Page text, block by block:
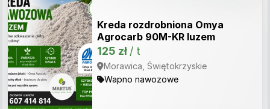
Kreda rozdrobniona Omya
Agrocarb 90M-KR luzem
125 zł / t
Morawica, Świętokrzyskie
Wapno nawozowe